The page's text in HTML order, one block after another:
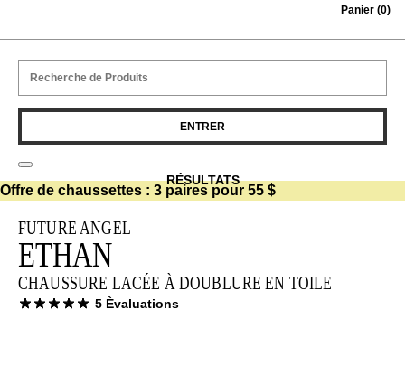
RÉSULTATS
Offre de chaussettes : 3 paires pour 55 $
Panier (0)
FUTURE ANGEL
ETHAN
CHAUSSURE LACÉE À DOUBLURE EN TOILE
5 Èvaluations